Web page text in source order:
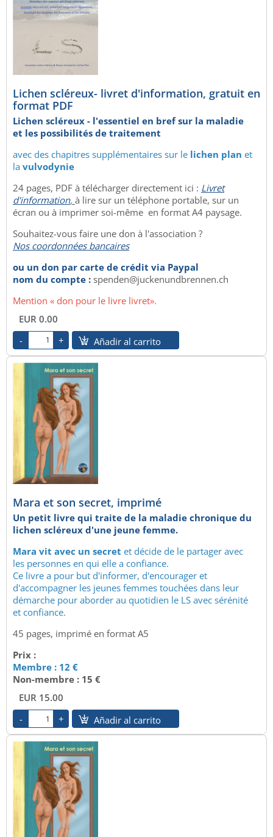
Lichen scléreux- livret d'information, gratuit en
format PDF
Lichen scléreux - l'essentiel en bref sur la maladie
et les possibilités de traitement
avec des chapitres supplémentaires sur le lichen plan et
la vulvodynie
24 pages, PDF à télécharger directement ici : Livret
d'information, à lire sur un téléphone portable, sur un
écran ou à imprimer soi-même en format A4 paysage.
Souhaitez-vous faire une don à l'association ?
Nos coordonnées bancaires
ou un don par carte de crédit via Paypal
nom du compte : spenden@juckenundbrennen.ch
Mention « don pour le livre livret».
EUR 0.00
Añadir al carrito
Mara et son secret, imprimé
Un petit livre qui traite de la maladie chronique du
lichen scléreux d'une jeune femme.
Mara vit avec un secret et décide de le partager avec
les personnes en qui elle a confiance.
Ce livre a pour but d'informer, d'encourager et
d'accompagner les jeunes femmes touchées dans leur
démarche pour aborder au quotidien le LS avec sérénité
et confiance.
45 pages, imprimé en format A5
Prix :
Membre : 12 €
Non-membre : 15 €
EUR 15.00
Añadir al carrito